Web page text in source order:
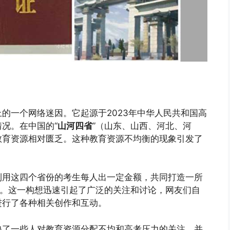
一个网络迷因。它起源于2023年中华人民共和国高
。在中国的“山河四省”（山东、山西、河北、河
资源相对匮乏。这种教育资源不均衡的现象引发了
这四个省份的考生每人出一定金额，共同打造一所
这一构想迅速引起了广泛的关注和讨论，网友们自
了各种相关创作和互动。